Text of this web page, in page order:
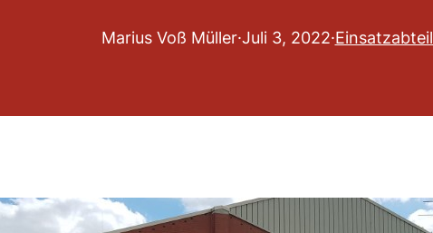
Marius Voß Müller·Juli 3, 2022·